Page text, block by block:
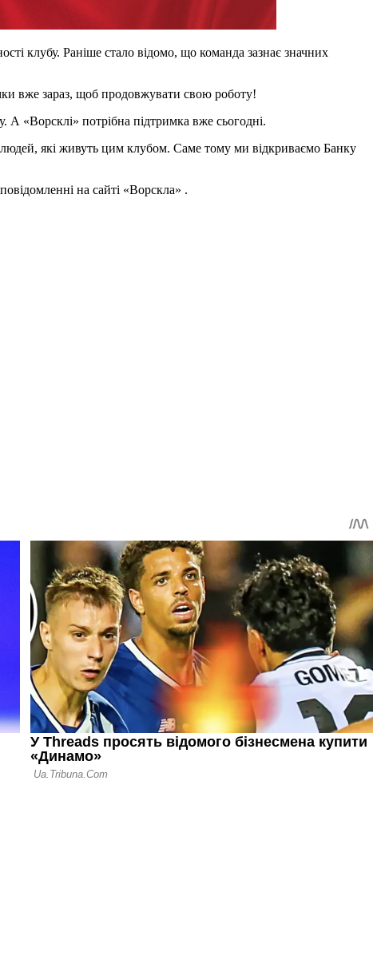
клубу. Раніше стало відомо, що команда зазнає значних
вже зараз, щоб продовжувати свою роботу!
«Ворсклі» потрібна підтримка вже сьогодні.
які живуть цим клубом. Саме тому ми відкриваємо Банку
на сайті «Ворскла» .